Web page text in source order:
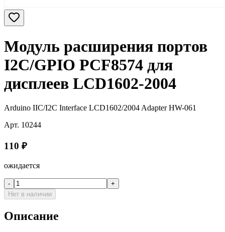
Модуль расширения портов
I2C/GPIO PCF8574 для
дисплеев LCD1602-2004
Arduino IIC/I2C Interface LCD1602/2004 Adapter HW-061
Арт. 10244
110 ₽
ожидается
-
+
Нет в наличии
Описание